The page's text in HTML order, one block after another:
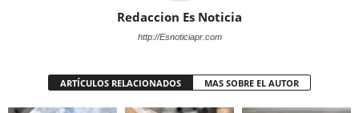
Redaccion Es Noticia
http://Esnoticiapr.com
ARTÍCULOS RELACIONADOS MAS SOBRE EL AUTOR